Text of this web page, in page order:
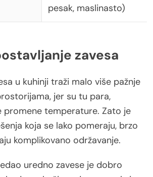
pesak, maslinasto)
zavesa
u kuhinji traži malo više pažnje
jer su tu para,
promene temperature. Zato je
koja se lako pomeraju, brzo
komplikovano održavanje.
uredno zavese je dobro